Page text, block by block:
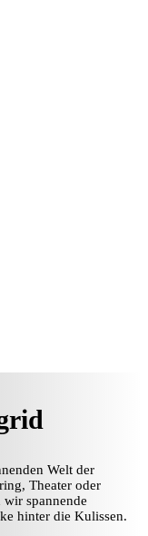
Welt der
Theater oder
spannende
hinter die Kulissen.